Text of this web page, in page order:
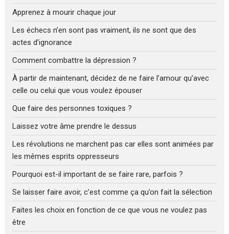
Apprenez à mourir chaque jour
Les échecs n’en sont pas vraiment, ils ne sont que des
actes d’ignorance
Comment combattre la dépression ?
À partir de maintenant, décidez de ne faire l’amour qu’avec
celle ou celui que vous voulez épouser
Que faire des personnes toxiques ?
Laissez votre âme prendre le dessus
Les révolutions ne marchent pas car elles sont animées par
les mêmes esprits oppresseurs
Pourquoi est-il important de se faire rare, parfois ?
Se laisser faire avoir, c’est comme ça qu’on fait la sélection
Faites les choix en fonction de ce que vous ne voulez pas
être